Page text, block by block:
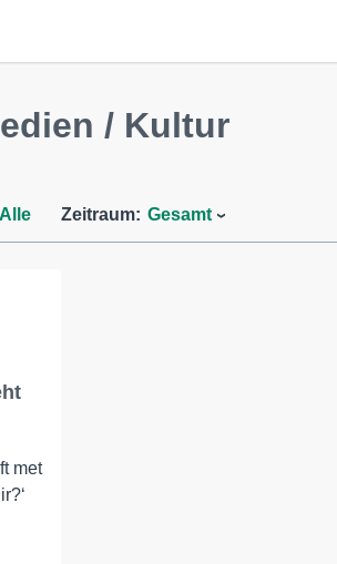
/ Kultur
Alle Zeitraum: Gesamt
met